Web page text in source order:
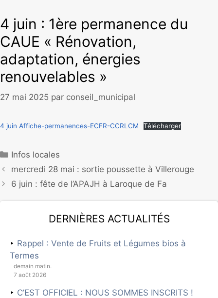
4 juin : 1ère permanence du
CAUE « Rénovation,
adaptation, énergies
renouvelables »
27 mai 2025 par conseil_municipal
4 juin Affiche-permanences-ECFR-CCRLCM Télécharger
Infos locales
mercredi 28 mai : sortie poussette à Villerouge
6 juin : fête de l’APAJH à Laroque de Fa
Dernières actualités
Rappel : Vente de Fruits et Légumes bios à
Termes
demain matin.
7 août 2026
C’EST OFFICIEL : NOUS SOMMES INSCRITS !